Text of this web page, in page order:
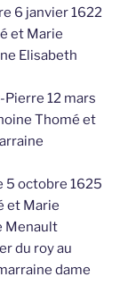
6 janvier 1622
et Marie
Elisabeth
12 mars
Thomé et
5 octobre 1625
et Marie
Menault
du roy au
dame